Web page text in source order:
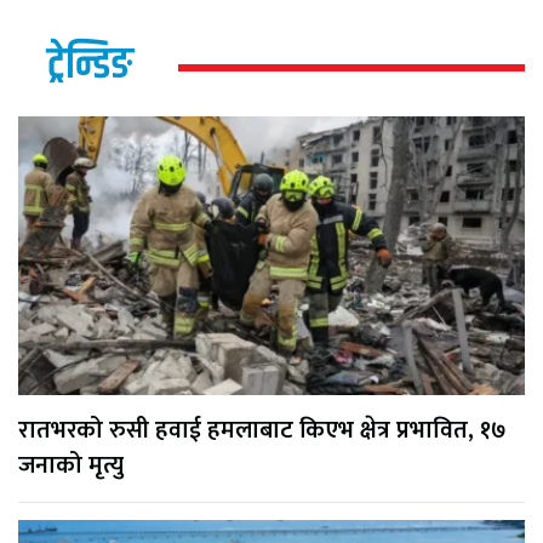
ट्रेन्डिङ
रातभरको रुसी हवाई हमलाबाट किएभ क्षेत्र प्रभावित, १७
जनाको मृत्यु